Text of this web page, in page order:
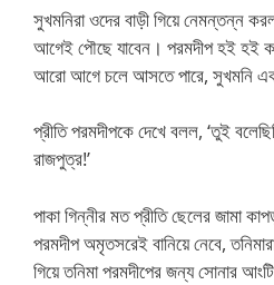
সুখমনিরা ওদের বাড়ী গিয়ে নেমন্তন্ন
আগেই পৌছে যাবেন। পরমদীপ হই হই
আরো আগে চলে আসতে পারে, সুখমনি এক
প্রীতি পরমদীপকে দেখে বলল, ‘তুই
রাজপুত্র!’
পাকা গিন্নীর মত প্রীতি ছেলের জামা
পরমদীপ অমৃতসরেই বানিয়ে নেবে,
গিয়ে তনিমা পরমদীপের জন্য সোনার